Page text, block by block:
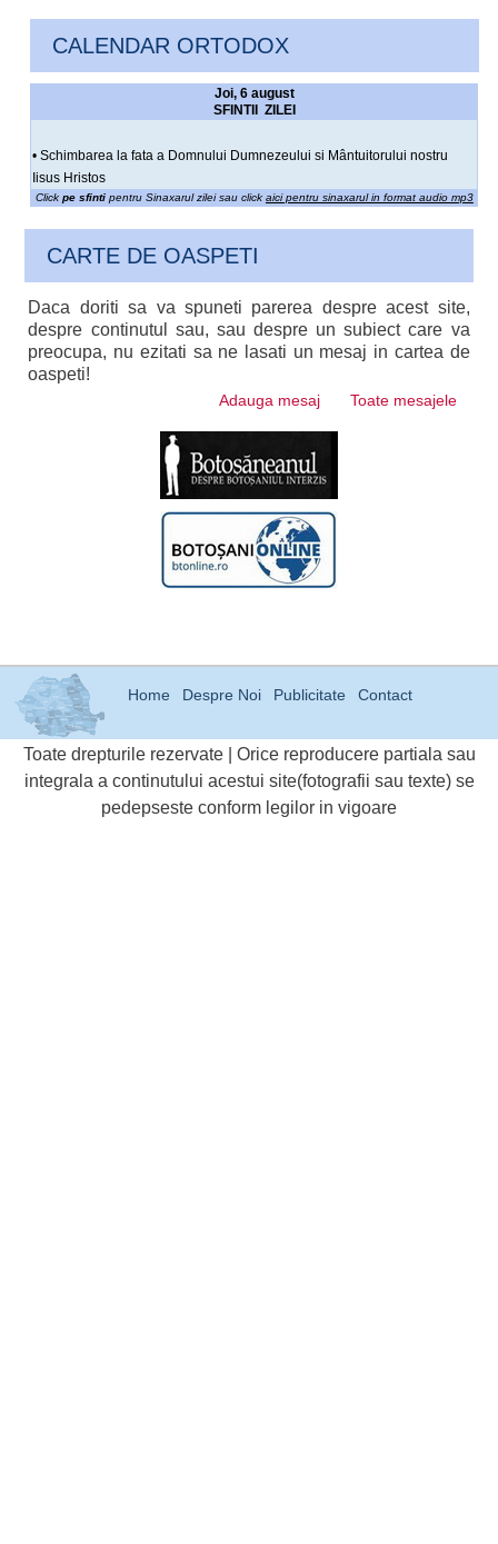
CALENDAR ORTODOX
Joi, 6 august
SFINTII ZILEI
• Schimbarea la fata a Domnului Dumnezeului si Mântuitorului nostru
Iisus Hristos
Click pe sfintipentru Sinaxarul zilei sau click aici pentru sinaxarul in format audio mp3
CARTE DE OASPETI
Daca doriti sa va spuneti parerea despre acest site,
despre continutul sau, sau despre un subiect care va
preocupa, nu ezitati sa ne lasati un mesaj in cartea de
oaspeti!
Adauga mesaj Toate mesajele
Home Despre Noi Publicitate Contact
Toate drepturile rezervate | Orice reproducere partiala sau
integrala a continutului acestui site(fotografii sau texte) se
pedepseste conform legilor in vigoare